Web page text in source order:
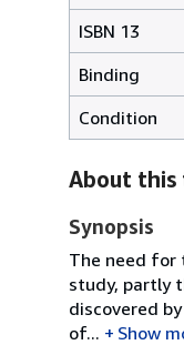
ISBN 13
Binding
Condition
About
Synopsis
The need for
study, partly
discovered
of...
Show